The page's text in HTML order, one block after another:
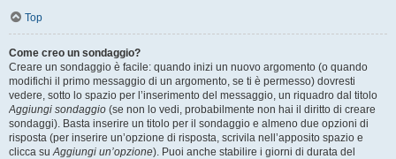
Top
Come creo un sondaggio?
Creare un sondaggio è facile: quando inizi un nuovo argomento (o quando
modifichi il primo messaggio di un argomento, se ti è permesso) dovresti
vedere, sotto lo spazio per l’inserimento del messaggio, un riquadro dal titolo
Aggiungi sondaggio (se non lo vedi, probabilmente non hai il diritto di creare
sondaggi). Basta inserire un titolo per il sondaggio e almeno due opzioni di
risposta (per inserire un’opzione di risposta, scrivila nell’apposito spazio e
clicca suAggiungi un’opzione). Puoi anche stabilire i giorni di durata del